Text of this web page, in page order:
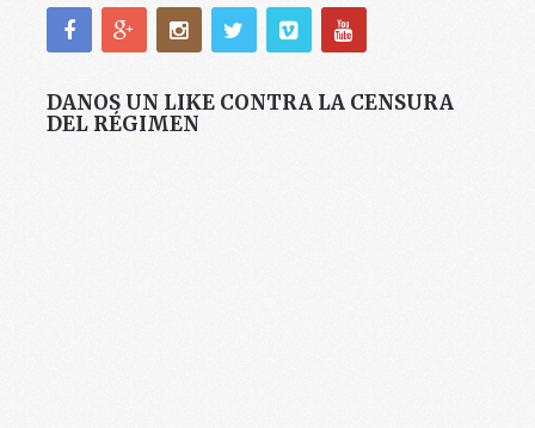
DANOS UN LIKE CONTRA LA CENSURA
DEL RÉGIMEN